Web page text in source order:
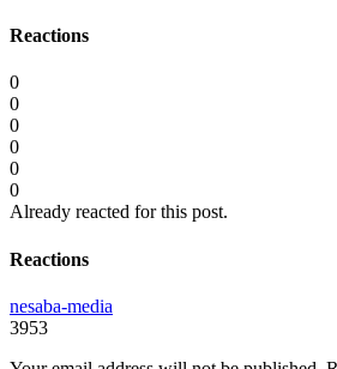
Reactions
0
0
0
0
0
0
Already reacted for this post.
Reactions
nesaba-media
3953